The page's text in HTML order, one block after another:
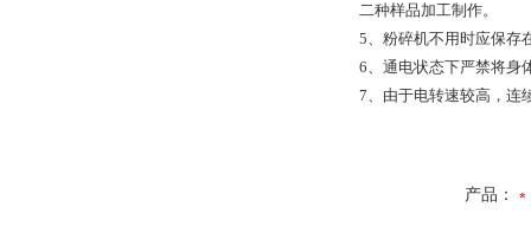
二种样品加工制作。
5、粉碎机不用时应保存
6、通电状态下严禁将身
7、由于电转速较高，连
产品：